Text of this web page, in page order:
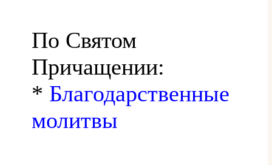
По Святом
Причащении:
* Благодарственные
молитвы